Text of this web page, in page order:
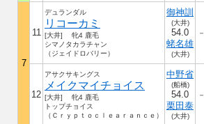
7
11
デュランダル
リコーカミ
[大井] 牝4 鹿毛
シマノタカラチャン
（ジェイドロバリー）
御神訓
(大井)
54.0
蛯名雄
(大井)
－
12
アサクサキングス
メイクマイチョイス
[大井] 牝4 鹿毛
トップチョイス
（Ｃｒｙｐｔｏｃｌｅａｒａｎｃｅ）
中野省
(船橋)
54.0
栗田泰
(大井)
－